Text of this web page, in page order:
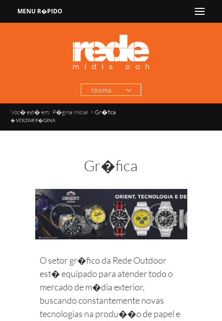
MENU R�PIDO
Idioma
Voc� est� em: P�gina Inicial >Gr�fica
VOLTAR P�GINA
Gr�fica
O setor gr�fico da Rede Outdoor
est� equipado para atender todo o
mercado de m�dia exterior,
buscando constantemente novas
tecnologias na produ��o de papel e